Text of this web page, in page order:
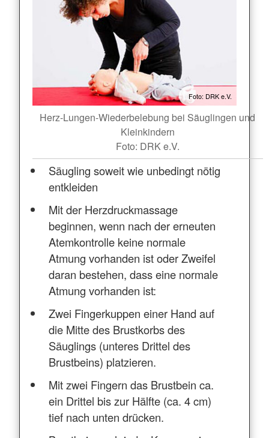
Foto: DRK e.V.
Herz-Lungen-Wiederbelebung bei Säuglingen und
Kleinkindern
Foto: DRK e.V.
Säugling soweit wie unbedingt nötig
entkleiden
Mit der Herzdruckmassage
beginnen, wenn nach der erneuten
Atemkontrolle keine normale
Atmung vorhanden ist oder Zweifel
daran bestehen, dass eine normale
Atmung vorhanden ist:
Zwei Fingerkuppen einer Hand auf
die Mitte des Brustkorbs des
Säuglings (unteres Drittel des
Brustbeins) platzieren.
Mit zwei Fingern das Brustbein ca.
ein Drittel bis zur Hälfte (ca. 4 cm)
tief nach unten drücken.